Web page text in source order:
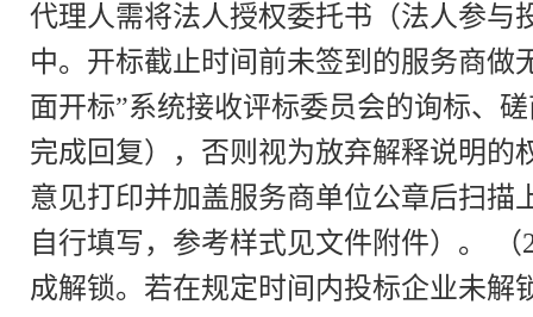
代理人需将法人授权委托书（法人参与
中。开标截止时间前未签到的服务商做
面开标”系统接收评标委员会的询标、
完成回复），否则视为放弃解释说明
意见打印并加盖服务商单位公章后扫
自行填写，参考样式见文件附件）。
成解锁。若在规定时间内投标企业未